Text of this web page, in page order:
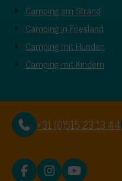
Camping am Strand
Camping in Friesland
Camping mit Hunden
Camping mit Kindern
+31 (0)515 23 13 44